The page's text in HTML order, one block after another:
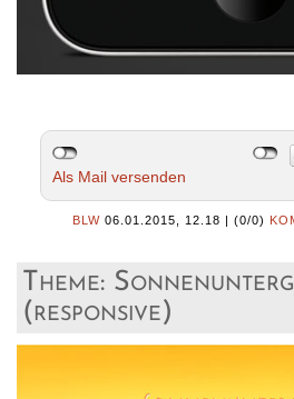
Als Mail versenden
BLW 06.01.2015, 12.18 (0/0)
Theme:
(responsive)